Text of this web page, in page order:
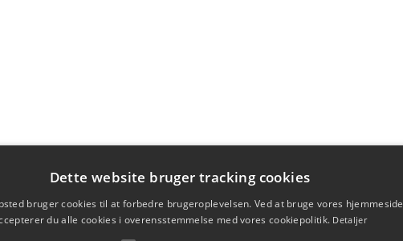
Dette website bruger tracking cookies
bruger cookies til at forbedre brugeroplevelsen. Ved at bruge vores hjemmeside
du alle cookies i overensstemmelse med vores cookiepolitik. Detaljer